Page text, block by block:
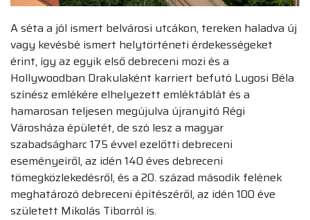
A séta a jól ismert belvárosi utcákon, tereken haladva új
vagy kevésbé ismert helytörténeti érdekességeket
érint, így az egyik első debreceni mozi és a
Hollywoodban Drakulaként karriert befutó Lugosi Béla
színész emlékére elhelyezett emléktáblát és a
hamarosan teljesen megújulva újranyitó Régi
Városháza épületét, de szó lesz a magyar
szabadságharc 175 évvel ezelőtti debreceni
eseményeiről, az idén 140 éves debreceni
tömegközlekedésről, és a 20. század második felének
meghatározó debreceni építészéről, az idén 100 éve
született Mikolás Tiborról is.